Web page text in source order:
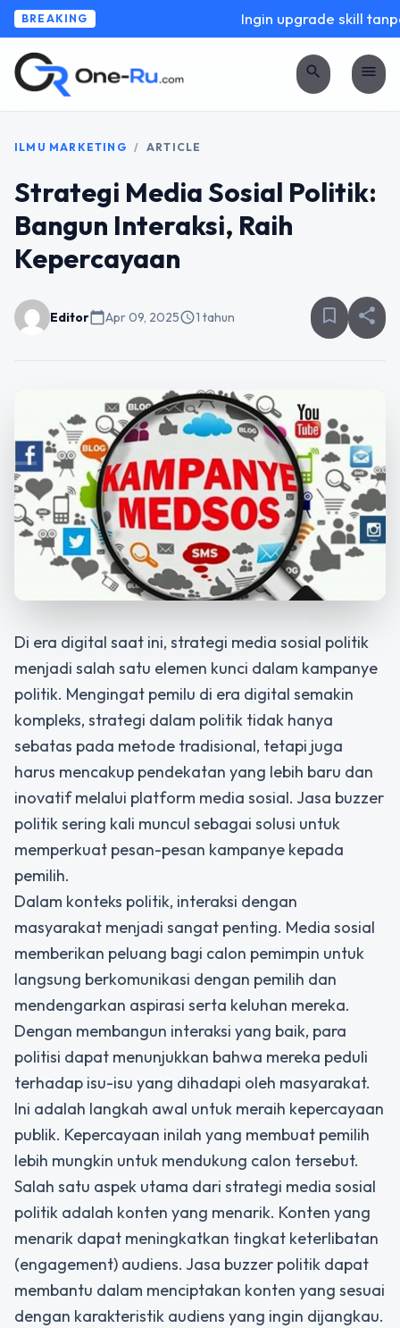
BREAKING Ingin upgrade skill
search menu
ILMU MARKETING / ARTICLE
Strategi Media Sosial Politik:
Bangun Interaksi, Raih
Kepercayaan
Editorcalendar_todayApr 09, 2025schedule1 tahun bookmark_border share
Di era digital saat ini, strategi media sosial politik
menjadi salah satu elemen kunci dalam kampanye
politik. Mengingat pemilu di era digital semakin
kompleks, strategi dalam politik tidak hanya
sebatas pada metode tradisional, tetapi juga
harus mencakup pendekatan yang lebih baru dan
inovatif melalui platform media sosial. Jasa buzzer
politik sering kali muncul sebagai solusi untuk
memperkuat pesan-pesan kampanye kepada
pemilih.
Dalam konteks politik, interaksi dengan
masyarakat menjadi sangat penting. Media sosial
memberikan peluang bagi calon pemimpin untuk
langsung berkomunikasi dengan pemilih dan
mendengarkan aspirasi serta keluhan mereka.
Dengan membangun interaksi yang baik, para
politisi dapat menunjukkan bahwa mereka peduli
terhadap isu-isu yang dihadapi oleh masyarakat.
Ini adalah langkah awal untuk meraih kepercayaan
publik. Kepercayaan inilah yang membuat pemilih
lebih mungkin untuk mendukung calon tersebut.
Salah satu aspek utama dari strategi media sosial
politik adalah konten yang menarik. Konten yang
menarik dapat meningkatkan tingkat keterlibatan
(engagement) audiens. Jasa buzzer politik dapat
membantu dalam menciptakan konten yang sesuai
dengan karakteristik audiens yang ingin dijangkau.